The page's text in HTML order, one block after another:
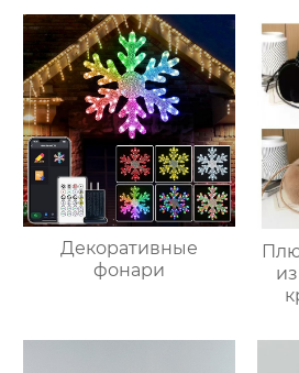
Декоративные
фонари